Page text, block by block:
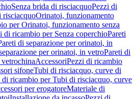
Senza brida di risciacquoPezzi di
risciacquoOrinatoi, funzionamento
per Orinatoi, funzionamento senza
di ricambio per Senza coperchioPareti
di separazione per orinatoi, in
per orinatoi, in vetroPareti di
AccessoriPezzi di ricambio
sifoneTubi di risciacquo, curve di
di ricambio per Tubi di risciacquo, curve
per erogatoreMateriale di